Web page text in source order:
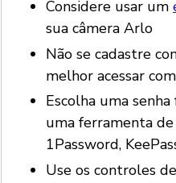
Considere usar um
sua câmera Arlo
Não se cadastre
melhor acessar
Escolha uma
uma ferramenta
1Password,
Use os controles